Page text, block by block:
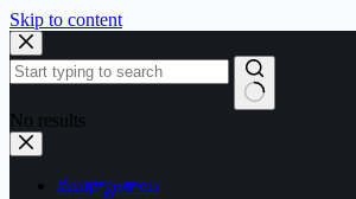
Skip to content
No results
ముఖ్యాంశాలు